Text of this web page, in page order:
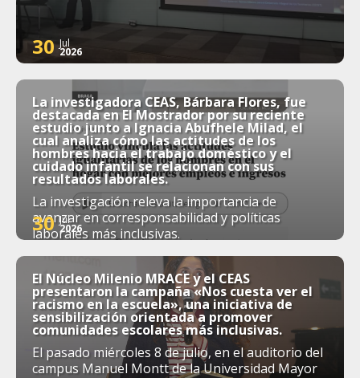
30 Jul
2026
La investigadora CEAS, Bárbara Flores, fue
destacada en El Mostrador por su reciente
estudio junto a Ignacia Abufhele Milad, el
cual analiza cómo las actitudes de los
hombres hacia el trabajo doméstico y el
cuidado infantil se relacionan con sus
resultados laborales.
La investigación releva la importancia de
avanzar en corresponsabilidad y políticas
laborales más inclusivas.
30 Jul
2026
El Núcleo Milenio MRACE y el CEAS
presentaron la campaña «Nos cuesta ver el
racismo en la escuela», una iniciativa de
sensibilización orientada a promover
comunidades escolares más inclusivas.
El pasado miércoles 8 de julio, en el auditorio del
campus Manuel Montt de la Universidad Mayor